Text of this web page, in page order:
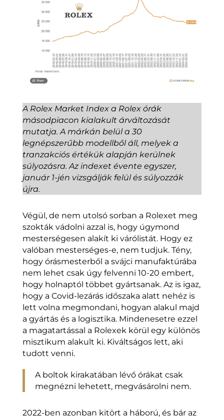
A Rolex Market Index a Rolex órák
másodpiacon kialakult árváltozását
mutatja. A márkán belül a 30
legnépszerűbb modellből áll, melyek a
tranzakciós értékük alapján kerülnek
súlyozásra. Az indexet évente egyszer,
január 1-jén vizsgálják felül és súlyozzák
újra.
Végül, de nem utolsó sorban a Rolexet meg
szokták vádolni azzal is, hogy úgymond
mesterségesen alakít ki várólistát. Hogy ez
valóban mesterséges-e, nem tudjuk. Tény,
hogy órásmesterből a svájci manufaktúrába
nem lehet csak úgy felvenni 10-20 embert,
hogy holnaptól többet gyártsanak. Az is igaz,
hogy a Covid-lezárás időszaka alatt nehéz is
lett volna megmondani, hogyan alakul majd
a gyártás és a logisztika. Mindenesetre ezzel
a magatartással a Rolexek körül egy különös
misztikum alakult ki. Kiváltságos lett, aki
tudott venni.
A boltok kirakatában lévő órákat csak
megnézni lehetett, megvásárolni nem.
2022-ben azonban kitört a háború, és bár az